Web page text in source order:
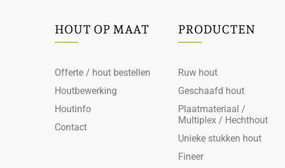
HOUT OP MAAT
Offerte / hout bestellen
Houtbewerking
Houtinfo
Contact
PRODUCTEN
Ruw hout
Geschaafd hout
Plaatmateriaal /
Multiplex / Hechthout
Unieke stukken hout
Fineer